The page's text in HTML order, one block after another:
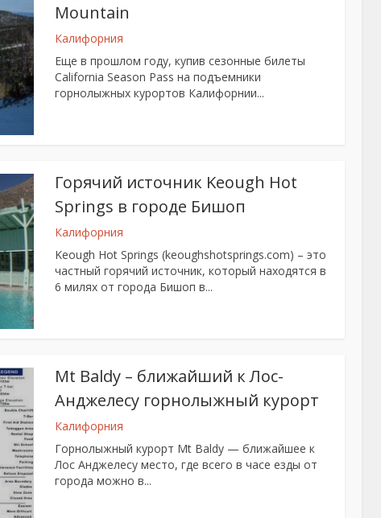
Mountain
Калифорния
Еще в прошлом году, купив сезонные билеты
California Season Pass на подъемники
горнолыжных курортов Калифорнии...
Горячий источник Keough Hot
Springs в городе Бишоп
Калифорния
Keough Hot Springs (keoughshotsprings.com) – это
частный горячий источник, который находятся в
6 милях от города Бишоп в...
Mt Baldy – ближайший к Лос-
Анджелесу горнолыжный курорт
Калифорния
Горнолыжный курорт Mt Baldy — ближайшее к
Лос Анджелесу место, где всего в часе езды от
города можно в...